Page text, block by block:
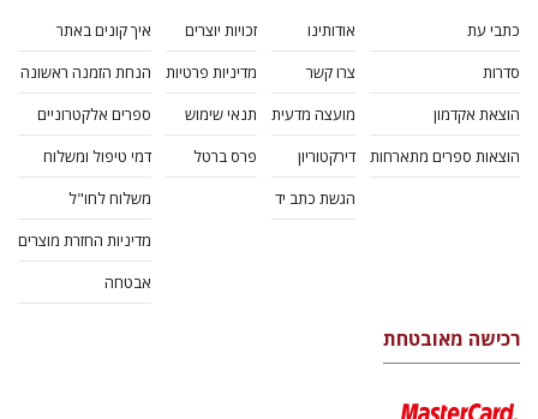
כתבי עת
סדרות
הוצאת אקדמון
הוצאות ספרים מתארחות
אודותינו
צרו קשר
מועצה מדעית
דירקטוריון
הגשת כתב יד
זכויות יוצרים
מדיניות פרטיות
תנאי שימוש
פרס ברטל
איך קונים באתר
הנחת הזמנה ראשונה
ספרים אלקטרוניים
דמי טיפול ומשלוח
משלוח לחו"ל
מדיניות החזרת מוצרים
אבטחה
רכישה מאובטחת